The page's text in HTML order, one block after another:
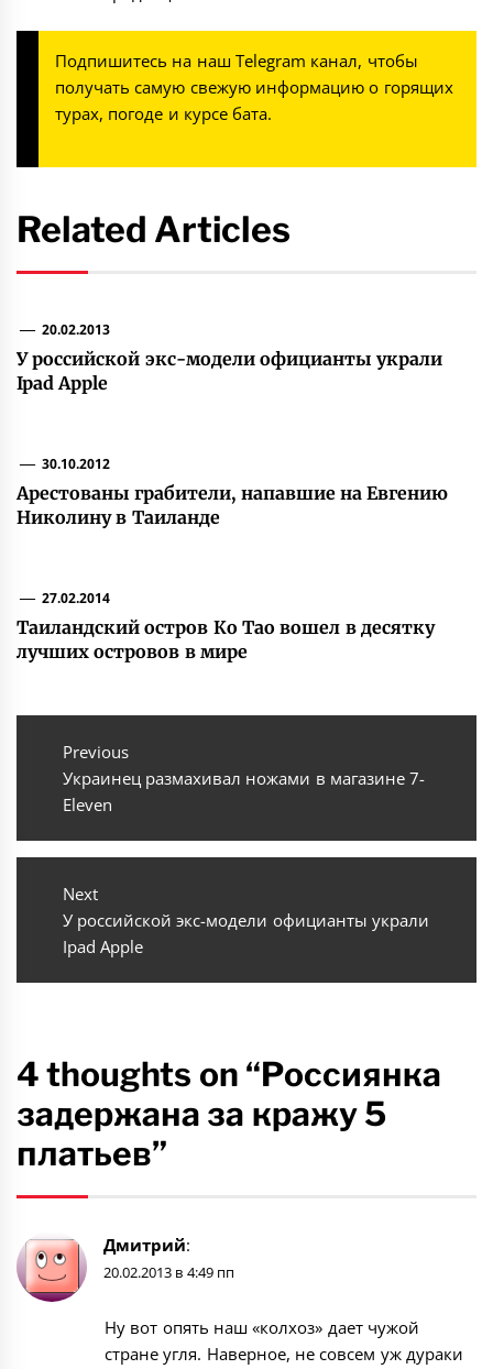
Подпишитесь на наш Telegram канал, чтобы
получать самую свежую информацию о горящих
турах, погоде и курсе бата.
Related Articles
20.02.2013
У российской экс-модели официанты украли
Ipad Apple
30.10.2012
Арестованы грабители, напавшие на Евгению
Николину в Таиланде
27.02.2014
Таиландский остров Ко Тао вошел в десятку
лучших островов в мире
Навигация
записям
Previous
Previous
post:
Украинец размахивал ножами в магазине 7-
Eleven
Next
Next
post:
У российской экс-модели официанты украли
Ipad Apple
4 thoughts on “Россиянка
задержана за кражу 5
платьев”
Дмитрий:
20.02.2013 в 4:49 пп
Ну вот опять наш «колхоз» дает чужой
стране угля. Наверное, не совсем уж дураки